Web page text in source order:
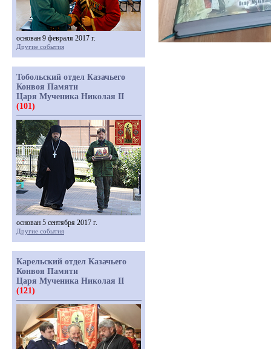
основан 9 февраля 2017 г.
Другие события
Тобольский отдел Казачьего
Конвоя Памяти
Царя Мученика Николая II
(101)
основан 5 сентября 2017 г.
Другие события
Карельский отдел Казачьего
Конвоя Памяти
Царя Мученика Николая II
(121)